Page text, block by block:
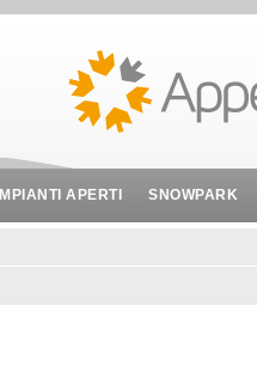
IMPIANTI APERTI SNOWPARK